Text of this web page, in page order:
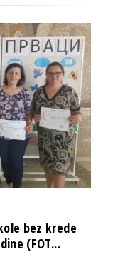
bez krede
(FOT...